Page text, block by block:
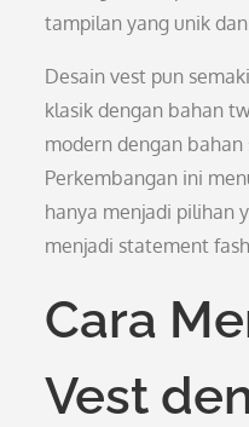
tampilan yang unik
Desain vest pun
klasik dengan bahan
modern dengan
Perkembangan ini
hanya menjadi pilihan
menjadi statement
Cara
Vest